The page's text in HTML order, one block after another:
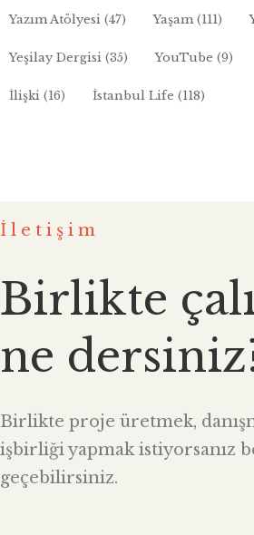
Yazım Atölyesi (47) Yaşam(111)
Yeşilay Dergisi (35) YouTube (9)
İlişki (16) İstanbul Life (118)
İletişim
Birlikte
ne
Birlikte proje üretmek,
işbirliği yapmak istiyorsanız
geçebilirsiniz.